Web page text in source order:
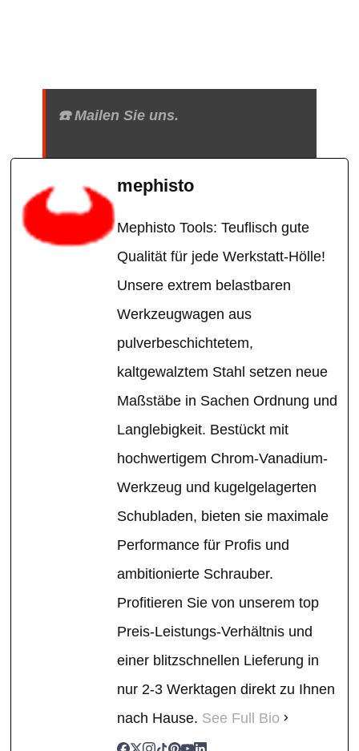
☎️ Mailen Sie uns.
mephisto
Mephisto Tools: Teuflisch gute
Qualität für jede Werkstatt-Hölle!
Unsere extrem belastbaren
Werkzeugwagen aus
pulverbeschichtetem,
kaltgewalztem Stahl setzen neue
Maßstäbe in Sachen Ordnung und
Langlebigkeit. Bestückt mit
hochwertigem Chrom-Vanadium-
Werkzeug und kugelgelagerten
Schubladen, bieten sie maximale
Performance für Profis und
ambitionierte Schrauber.
Profitieren Sie von unserem top
Preis-Leistungs-Verhältnis und
einer blitzschnellen Lieferung in
nur 2-3 Werktagen direkt zu Ihnen
nach Hause. See Full Bio